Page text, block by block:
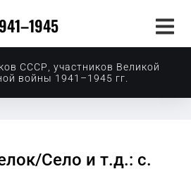
СССР, участников Великой
войны 1941–1945 гг.
Село и т.д.: с.